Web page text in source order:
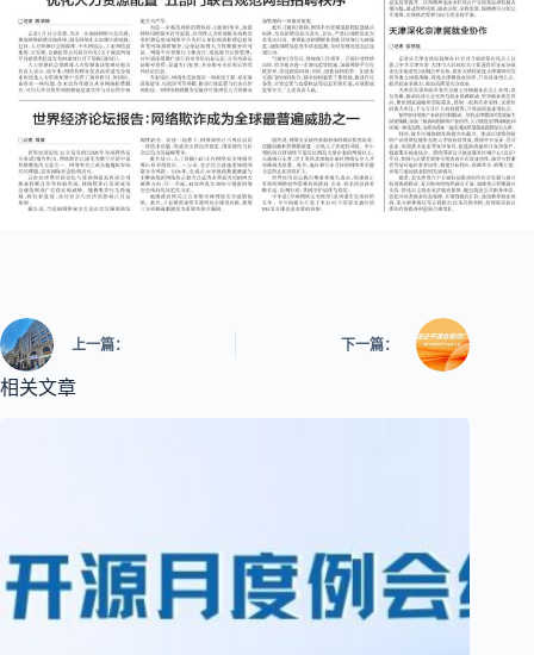
上一篇： 下一篇：
相关文章